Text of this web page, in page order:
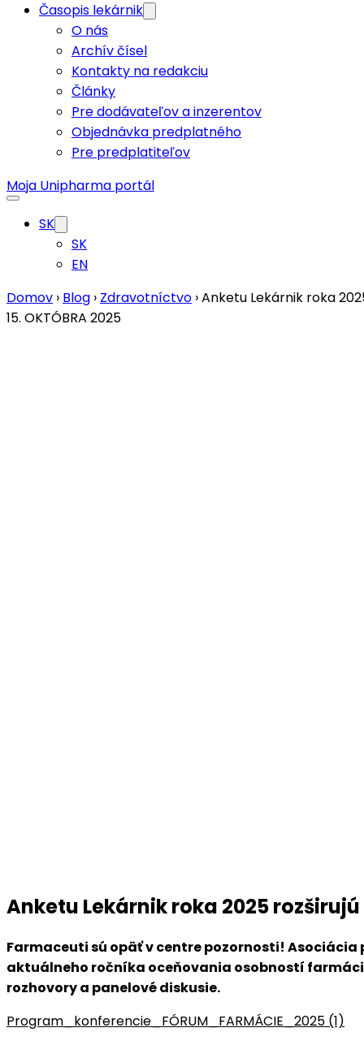
Časopis lekárnik
O nás
Archív čísel
Kontakty na redakciu
Články
Pre dodávateľov a inzerentov
Objednávka predplatného
Pre predplatiteľov
Moja Unipharma portál
SK
SK
EN
Domov › Blog › Zdravotníctvo ›Anketu Lekárnik roka
15. OKTÓBRA 2025
Anketu Lekárnik roka 2025 rozširujú
Farmaceuti sú opäť v centre pozornosti!
aktuálneho ročníka oceňovania osobností
rozhovory a panelové diskusie.
Program_konferencie_FÓRUM_FARMÁCIE_2025 (1)